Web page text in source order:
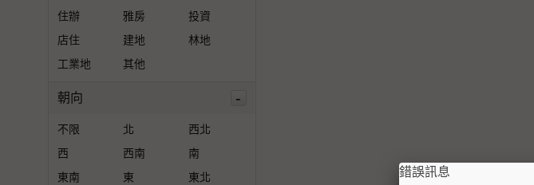
住辦
雅房
投資
店住
建地
林地
工業地
其他
朝向 -
不限 北
西北
西
西南
南
東南
東 東北 錯誤訊息